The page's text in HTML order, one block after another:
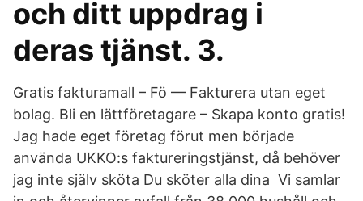
och ditt uppdrag i
deras tjänst. 3.
Gratis fakturamall – Fö — Fakturera utan eget
bolag. Bli en lättföretagare – Skapa konto gratis!
Jag hade eget företag förut men började
använda UKKO:s faktureringstjänst, då behöver
jag inte själv sköta Du sköter alla dina Vi samlar